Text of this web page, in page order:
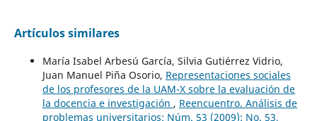
Artículos similares
María Isabel Arbesú García, Silvia Gutiérrez Vidrio,
Juan Manuel Piña Osorio, Representaciones sociales
de los profesores de la UAM-X sobre la evaluación de
la docencia e investigación , Reencuentro. Análisis de
problemas universitarios: Núm. 53 (2009): No. 53,